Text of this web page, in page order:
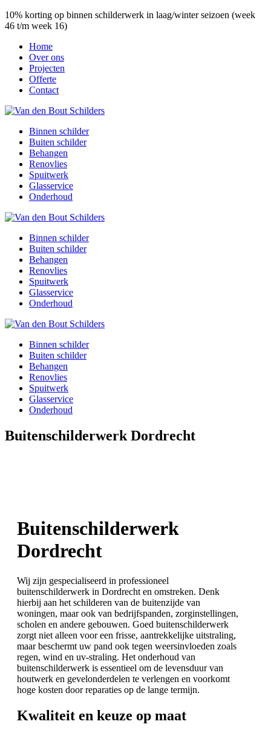
10% korting op binnen schilderwerk in laag/winter seizoen (week
46 t/m week 16)
Home
Over ons
Projecten
Offerte
Contact
Binnen schilder
Buiten schilder
Behangen
Renovlies
Spuitwerk
Glasservice
Onderhoud
Binnen schilder
Buiten schilder
Behangen
Renovlies
Spuitwerk
Glasservice
Onderhoud
Binnen schilder
Buiten schilder
Behangen
Renovlies
Spuitwerk
Glasservice
Onderhoud
Buitenschilderwerk Dordrecht
Buitenschilderwerk
Dordrecht
Wij zijn gespecialiseerd in professioneel
buitenschilderwerk in Dordrecht en omstreken. Denk
hierbij aan het schilderen van de buitenzijde van
woningen, maar ook van bedrijfspanden, zorginstellingen,
scholen en andere gebouwen. Goed buitenschilderwerk
zorgt niet alleen voor een frisse, aantrekkelijke uitstraling,
maar beschermt uw pand ook tegen weersinvloeden zoals
regen, wind en uv-straling. Het onderhoud van
buitenschilderwerk is essentieel om de levensduur van
houtwerk en gevelonderdelen te verlengen en voorkomt
hoge kosten door reparaties op de lange termijn.
Kwaliteit en keuze op maat